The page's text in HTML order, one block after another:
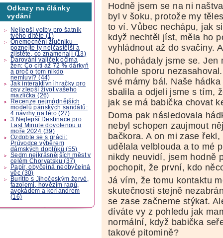
Odkazy na články
vydání
Nejlepší volby pro šatník
tvého dítěte (1)
Onemocnění žlučníku –
poznejte ty nejčastější a
zjistěte, co znamenají (13)
Darování vajíček očima
žen: Co cítí až 72 % dárkyň
a proč o tom nikdo
nemluví? (44)
Jak interaktivní hračky pro
psy zlepší život vašeho
mazlíčka (26)
Recenze nejmódnějších
modelů pánských sandálů:
4 návrhy na léto (27)
3 Nejlepší Destinace pro
Last Minute dovolenou u
moře 2024 (39)
Ozdobte se s grácii:
Průvodce výběrem
dámských doplňků (55)
Sedm nejkrásnějších měst v
celém Chorvatsku (37)
Papír, obyčejná neobyčejná
věc (30)
Buritto s Jihočeským žervé,
fazolemi, hovězím ragú,
avokádem a koriandrem
(16)
Hodně jsem se na ni
byl v šoku, protože my
to ví. Vůbec nechápu, jak
když nechtěl jíst, měla ho
vyhládnout až do svačiny.
No, pohádaly jsme se. Jen
tohohle sporu
své mámy bál. Naše
sbalila a odjeli jsme s tím,
jak se má babička chovat
Doma pak následovala
nebyl schopen zaujmout
bačkora. A on mi zase
udělala velblouda a to mé
nikdy neuvidí, jsem hodně
pochopit, že první, kdo
Já vím, že tomu kontaktu
skutečnosti stejně
se zase začneme stýkat.
díváte vy z pohledu jak
normální, když babička
takové pitomině?